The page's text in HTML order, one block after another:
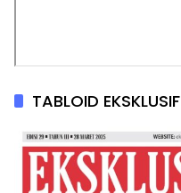
TABLOID EKSKLUSIF